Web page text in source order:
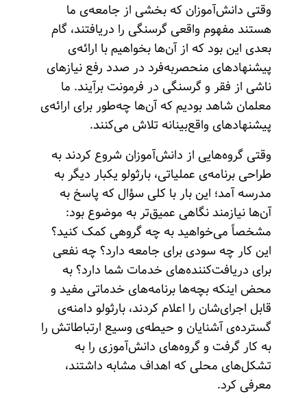
وقتی ‌دانش‌آموزان که بخشی از جامعه‌ی ما
هستند مفهوم واقعی گرسنگی را دریافتند، گام
بعدی این بود که از آن‌ها بخواهیم با ارائه‌ی
پیشنهادهای منحصربه‌فرد در صدد رفع نیازهای
ناشی از فقر و گرسنگی در فرمونت برآیند. ما
معلمان شاهد بودیم که آن‌ها چه‌طور برای ارائه‌ی
پیشنهادهای واقع‌بینانه تلاش می‌کنند.
وقتی گروه‌هایی از دانش‌آموزان شروع کردند به
طراحی برنامه‌ی عملیاتی، بارثولو یکبار دیگر به
مدرسه آمد؛ این بار با کلی سؤال که پاسخ به
آن‌ها نیازمند نگاهی عمیق‌تر به موضوع بود:
مشخصاً می‌خواهید به چه گروهی کمک کنید؟
این کار چه سودی برای جامعه دارد؟ چه نفعی
برای دریافت‌کننده‌های خدمات شما دارد؟ به
محض اینکه بچه‌ها برنامه‌های خدماتی مفید و
قابل اجرای‌شان را اعلام کردند، بارثولو دامنه‌ی
گسترده‌ی آشنایان و حیطه‌ی وسیع ارتباطاتش را
به کار گرفت و گروه‌های ‌دانش‌آموزی را به
تشکل‌های محلی که اهداف مشابه داشتند،
معرفی کرد.